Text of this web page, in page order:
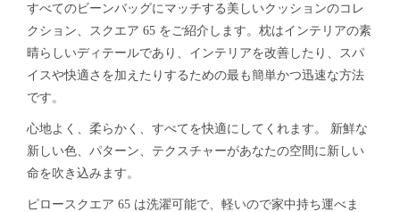
すべてのビーンバッグにマッチする美しいクッションのコレ
クション、スクエア 65 をご紹介します。枕はインテリアの素
晴らしいディテールであり、インテリアを改善したり、スパ
イスや快適さを加えたりするための最も簡単かつ迅速な方法
です。
心地よく、柔らかく、すべてを快適にしてくれます。 新鮮な
新しい色、パターン、テクスチャーがあなたの空間に新しい
命を吹き込みます。
ピロースクエア 65 は洗濯可能で、軽いので家中持ち運べま